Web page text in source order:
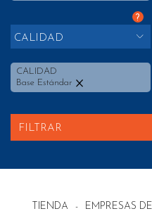
?
CALIDAD
CALIDAD
Base Estándar
FILTRAR
TIENDA - EMPRESAS